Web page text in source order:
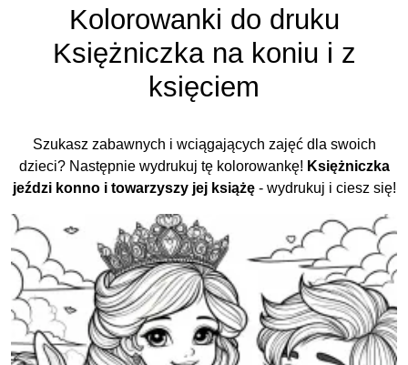
Kolorowanki do druku
Księżniczka na koniu i z
księciem
Szukasz zabawnych i wciągających zajęć dla swoich
dzieci? Następnie wydrukuj tę kolorowankę! Księżniczka
jeździ konno i towarzyszy jej książę- wydrukuj i ciesz się!